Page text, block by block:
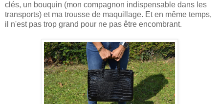
clés, un bouquin (mon compagnon indispensable dans les
transports) et ma trousse de maquillage. Et en même temps,
il n'est pas trop grand pour ne pas être encombrant.